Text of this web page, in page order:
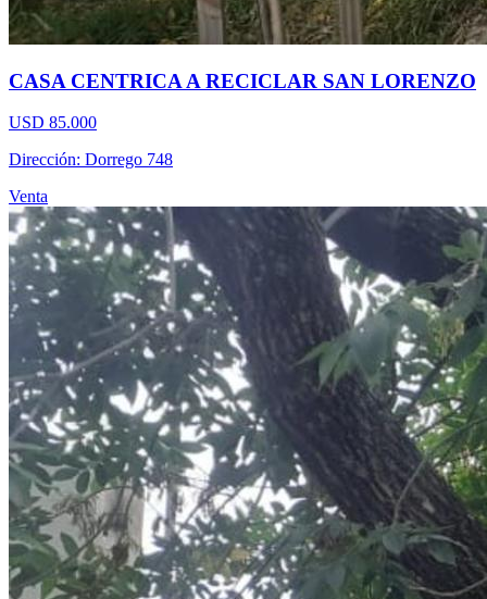
CASA CENTRICA A RECICLAR SAN LORENZO
USD 85.000
Dirección: Dorrego 748
Venta